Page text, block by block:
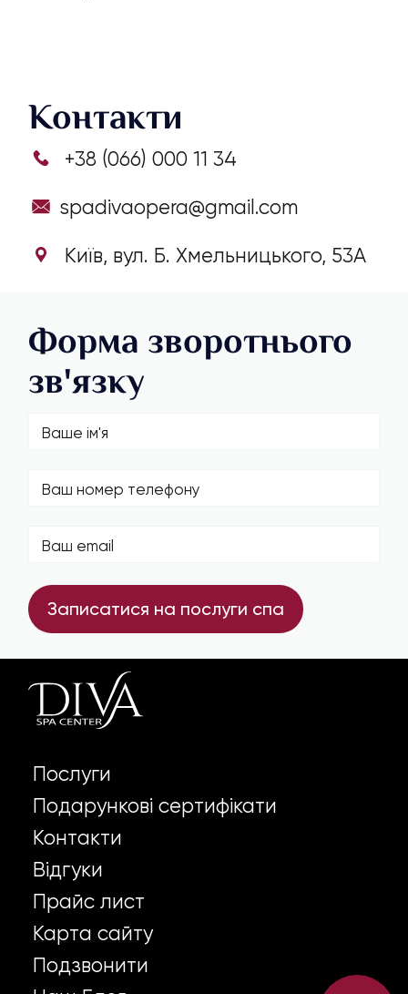
Контакти
+38 (066) 000 11 34
spadivaopera@gmail.com
Київ, вул. Б. Хмельницького, 53А
Форма зворотнього
зв'язку
Записатися на послуги спа
Послуги
Подарункові сертифікати
Контакти
Відгуки
Прайс лист
Карта сайту
Подзвонити